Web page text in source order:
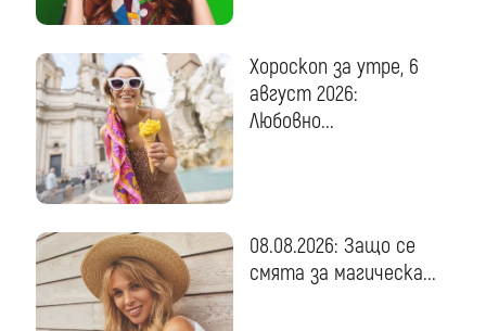
Хороскоп за утре, 6
август 2026:
Любовно...
08.08.2026: Защо се
смята за магическа...